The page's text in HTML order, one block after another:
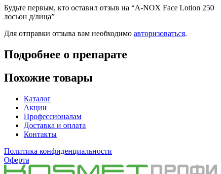
Будьте первым, кто оставил отзыв на “A-NOX Face Lotion 250
лосьон д/лица”
Для отправки отзыва вам необходимо авторизоваться.
Подробнее о препарате
Похожие товары
Каталог
Акции
Профессионалам
Доставка и оплата
Контакты
Политика конфиденциальности
Оферта